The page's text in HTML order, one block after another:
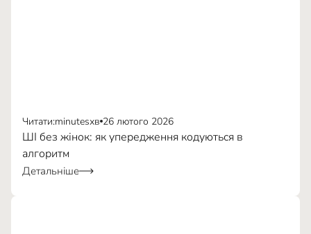
Читати:minutesхв 26 лютого 2026
ШІ без жінок: як упередження кодуються в
алгоритм
Детальніше